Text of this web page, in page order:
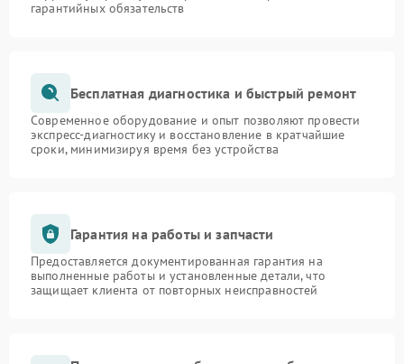
гарантийных обязательств
Бесплатная диагностика и быстрый ремонт
Современное оборудование и опыт позволяют провести
экспресс-диагностику и восстановление в кратчайшие
сроки, минимизируя время без устройства
Гарантия на работы и запчасти
Предоставляется документированная гарантия на
выполненные работы и установленные детали, что
защищает клиента от повторных неисправностей